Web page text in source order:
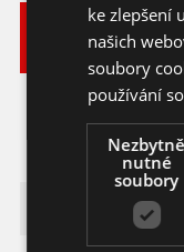
Vyberte
si
10 ks chilli
Naga Morich
ke zlepšení
našich
soubory
používání
Nezbytně
nutné
soubory